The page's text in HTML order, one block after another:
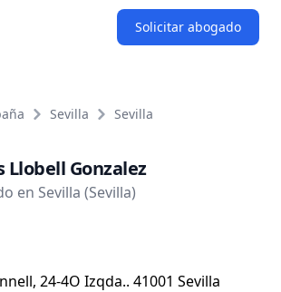
Solicitar abogado
Sevilla Sevilla
Llobell Gonzalez
en Sevilla (Sevilla)
24-4O Izqda.. 41001 Sevilla